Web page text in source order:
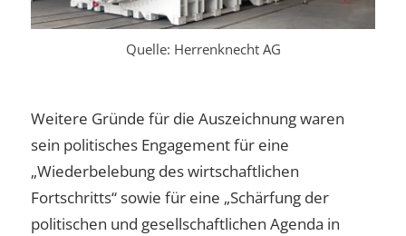
Quelle: Herrenknecht AG
Weitere Gründe für die Auszeichnung waren
sein politisches Engagement für eine
„Wiederbelebung des wirtschaftlichen
Fortschritts“ sowie für eine „Schärfung der
politischen und gesellschaftlichen Agenda in